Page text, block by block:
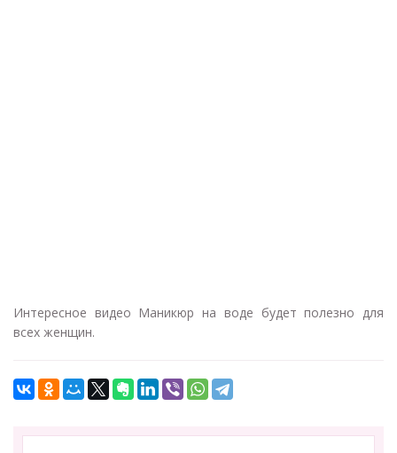
Интересное видео Маникюр на воде будет полезно для
всех женщин.